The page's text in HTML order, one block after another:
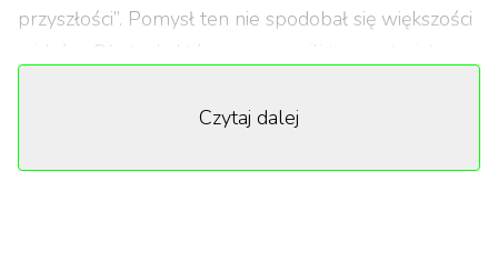
przyszłości”. Pomysł ten nie spodobał się większości
widzów. Dla tych, którzy przegapili ten materiał:
umieszczanie przestępców w kapsułach
Czytaj dalej